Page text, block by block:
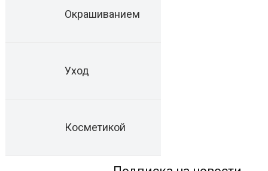
Окрашиванием
Уход
Косметикой